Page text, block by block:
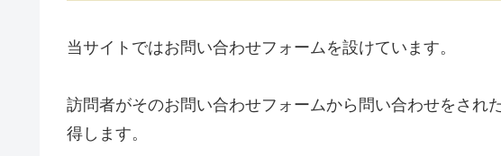
当サイトではお問い合わせフォームを設けています。
訪問者がそのお問い合わせフォームから問い合わせをされ
得します。